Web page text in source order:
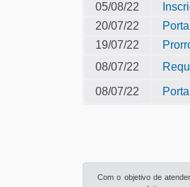
05/08/22
20/07/22
19/07/22
08/07/22
08/07/22
Com o objetivo de